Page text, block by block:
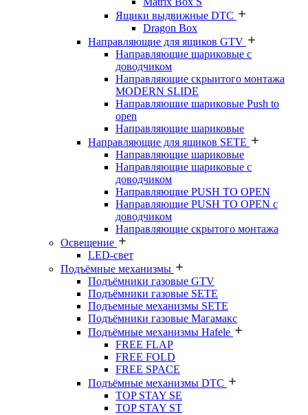
Ящики выдвижные DTC
Dragon Box
Направляющие для ящиков GTV
Направляющие шариковые с
доводчиком
Направляющие скрыитого монтажа
MODERN SLIDE
Направляюшие шариковые Push to
open
Направляющие шариковые
Направляющие для ящиков SETE
Направляющие шариковые
Направляющие шариковые с
доводчиком
Направляющие PUSH TO OPEN
Направляющие PUSH TO OPEN с
доводчиком
Направляющие скрытого монтажа
Освещение
LED-свет
Подъёмные механизмы
Подъёмники газовые GTV
Подъёмники газовые SETE
Подъемные механизмы SETE
Подъёмники газовые Магамакс
Подъёмные механизмы Hafele
FREE FLAP
FREE FOLD
FREE SPACE
Подъёмные механизмы DTC
TOP STAY SE
TOP STAY ST